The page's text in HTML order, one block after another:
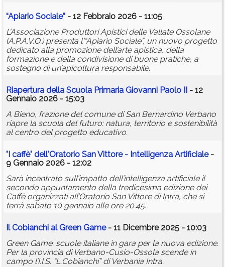
“Apiario Sociale” - 12 Febbraio 2026 - 11:05
L’Associazione Produttori Apistici delle Vallate Ossolane
(A.P.A.V.O.) presenta l'“Apiario Sociale”, un nuovo progetto
dedicato alla promozione dell’arte apistica, della
formazione e della condivisione di buone pratiche, a
sostegno di un’apicoltura responsabile.
Riapertura della Scuola Primaria Giovanni Paolo II
- 12
Gennaio 2026 - 15:03
A Bieno, frazione del comune di San Bernardino Verbano
riapre la scuola del futuro: natura, territorio e sostenibilità
al centro del progetto educativo.
"I caffè" dell'Oratorio San Vittore - Intelligenza Artificiale-
9 Gennaio 2026 - 12:02
Sarà incentrato sull’impatto dell’intelligenza artificiale il
secondo appuntamento della tredicesima edizione dei
Caffè organizzati all’Oratorio San Vittore di Intra, che si
terrà sabato 10 gennaio alle ore 20.45.
Il Cobianchi al Green Game- 11 Dicembre 2025 - 10:03
Green Game: scuole italiane in gara per la nuova edizione.
Per la provincia di Verbano-Cusio-Ossola scende in
campo l’I.I.S. “L.Cobianchi” di Verbania Intra.